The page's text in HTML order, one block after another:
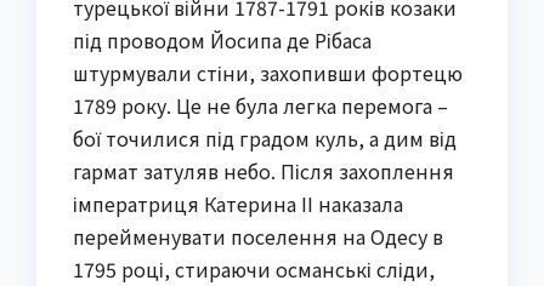
турецької війни 1787-1791 років козаки
під проводом Йосипа де Рібаса
штурмували стіни, захопивши фортецю
1789 року. Це не була легка перемога –
бої точилися під градом куль, а дим від
гармат затуляв небо. Після захоплення
імператриця Катерина II наказала
перейменувати поселення на Одесу в
1795 році, стираючи османські сліди,